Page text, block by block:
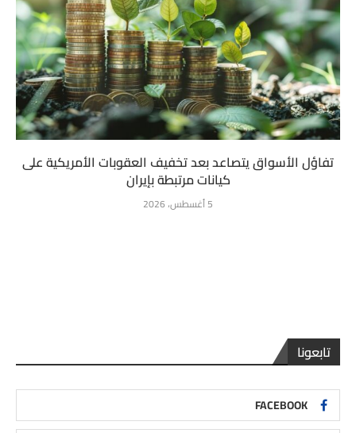
تفاؤل الأسواق يتصاعد بعد تخفيف العقوبات الأمريكية على
كيانات مرتبطة بإيران
5 أغسطس، 2026
تابعونا
FACEBOOK